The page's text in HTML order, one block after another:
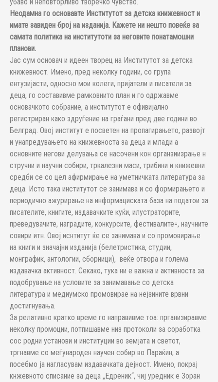
Неодамна го основавте Институтот за детска книжевност и
имате завиден број на изданија. Кажете ни нешто повеќе за
самата политика на институтоти за неговите понатамошни
планови.
Јас сум основач и идеен творец на Институтот за детска
книжевност. Имено, пред неколку години, со група
ентузијасти, односно мои колеги, пријатели и писатели за
деца, го составивме рамковнито план и го одржавме
основачкото собрание, а институтот е офивијално
регистриран како здруѓение на граѓани пред две години во
Белград. Овој институт е посветен на пропагирањето, развојт
и унапредувањето на книжевноста за деца и млади а
основните негови делувања се насочени кон органзиизрање н
стручни и научни собири, тркалезни маси, трибини и книжевни
средби се со цел афирмирање на уметничката литература за
деца. Исто така институтот се занимава и со формирањето и
периодично ажурирање на информациската база на податои за
писателите, книгите, издавачките куќи, илустраторите,
преведувачите, наградите, конкурсите, фестивалите=, научните
совири итн. Овој иснтитут ќе се занимава и со промовирање
на книги и значајни изданија (белетристика, студии,
монграфик, антологии, сборници), веќе отвора и голема
издавачка активност. Секако, тука ни е важна и активноста за
подобрување на условите за занимавање со детска
литература и медиумско промовирае на нејзините врвни
достигнувања.
За релативно кратко време го направивме тоа: прганизиравме
неколку промоции, потпишавме низ протоколи за соработка
сос родни установи и институции во земјата и светот,
тргнавме со меѓународен научен собир во Параќин, а
посебмо ја нагласувам издавачката дејност. Имено, покрај
кнжевното списание за деца „Едреник“, чиј уредник е Зоран